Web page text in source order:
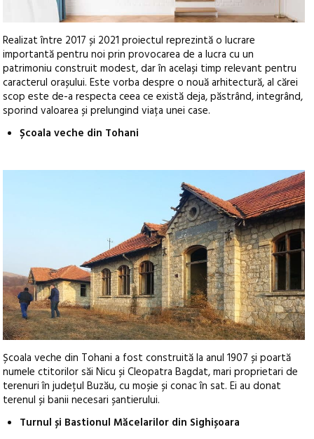
Realizat între 2017 și 2021 proiectul reprezintă o lucrare
importantă pentru noi prin provocarea de a lucra cu un
patrimoniu construit modest, dar în același timp relevant pentru
caracterul orașului. Este vorba despre o nouă arhitectură, al cărei
scop este de-a respecta ceea ce există deja, păstrând, integrând,
sporind valoarea și prelungind viața unei case.
Școala veche din Tohani
Școala veche din Tohani a fost construită la anul 1907 și poartă
numele ctitorilor săi Nicu și Cleopatra Bagdat, mari proprietari de
terenuri în județul Buzău, cu moșie și conac în sat. Ei au donat
terenul și banii necesari șantierului.
Turnul și Bastionul Măcelarilor din Sighișoara